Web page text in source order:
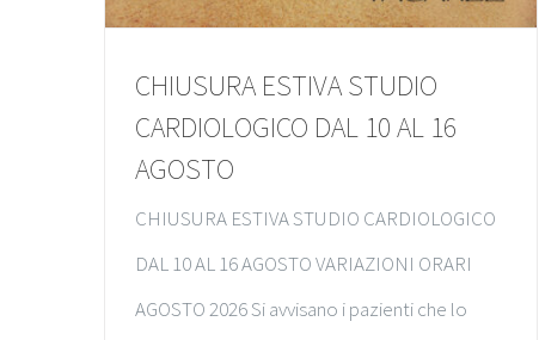
CHIUSURA ESTIVA STUDIO
CARDIOLOGICO DAL 10 AL 16
AGOSTO
CHIUSURA ESTIVA STUDIO CARDIOLOGICO
DAL 10 AL 16 AGOSTO VARIAZIONI ORARI
AGOSTO 2026 Si avvisano i pazienti che lo